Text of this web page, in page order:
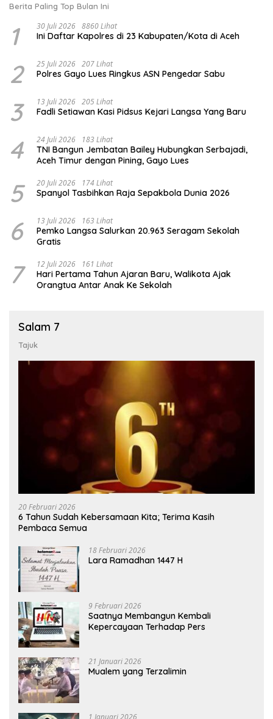
Berita Paling Top Bulan Ini
1 30 Juli 2026 8860 Lihat
Ini Daftar Kapolres di 23 Kabupaten/Kota di Aceh
2 25 Juli 2026 207 Lihat
Polres Gayo Lues Ringkus ASN Pengedar Sabu
3 13 Juli 2026 205 Lihat
Fadli Setiawan Kasi Pidsus Kejari Langsa Yang Baru
4 24 Juli 2026 183 Lihat
TNI Bangun Jembatan Bailey Hubungkan Serbajadi,
Aceh Timur dengan Pining, Gayo Lues
5 20 Juli 2026 174 Lihat
Spanyol Tasbihkan Raja Sepakbola Dunia 2026
6 13 Juli 2026 163 Lihat
Pemko Langsa Salurkan 20.963 Seragam Sekolah
Gratis
7 12 Juli 2026 161 Lihat
Hari Pertama Tahun Ajaran Baru, Walikota Ajak
Orangtua Antar Anak Ke Sekolah
Salam 7
Tajuk
20 Februari 2026
6 Tahun Sudah Kebersamaan Kita; Terima Kasih
Pembaca Semua
18 Februari 2026
Lara Ramadhan 1447 H
9 Februari 2026
Saatnya Membangun Kembali
Kepercayaan Terhadap Pers
21 Januari 2026
Mualem yang Terzalimin
1 Januari 2026